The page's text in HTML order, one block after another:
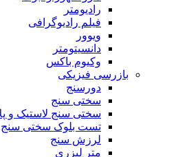
رادیومتر
فیلم رادیوگرافی
ویوور
دانسیتومتر
وکیوم باکس
بازرسی فیزیکی
دورسنج
سختی سنج
سختی سنج لاستیک و
تست بلوک سختی سنج
لرزش سنج
متر لیزری